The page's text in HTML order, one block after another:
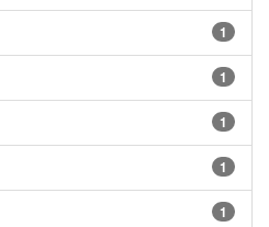
1
1
1
1
1